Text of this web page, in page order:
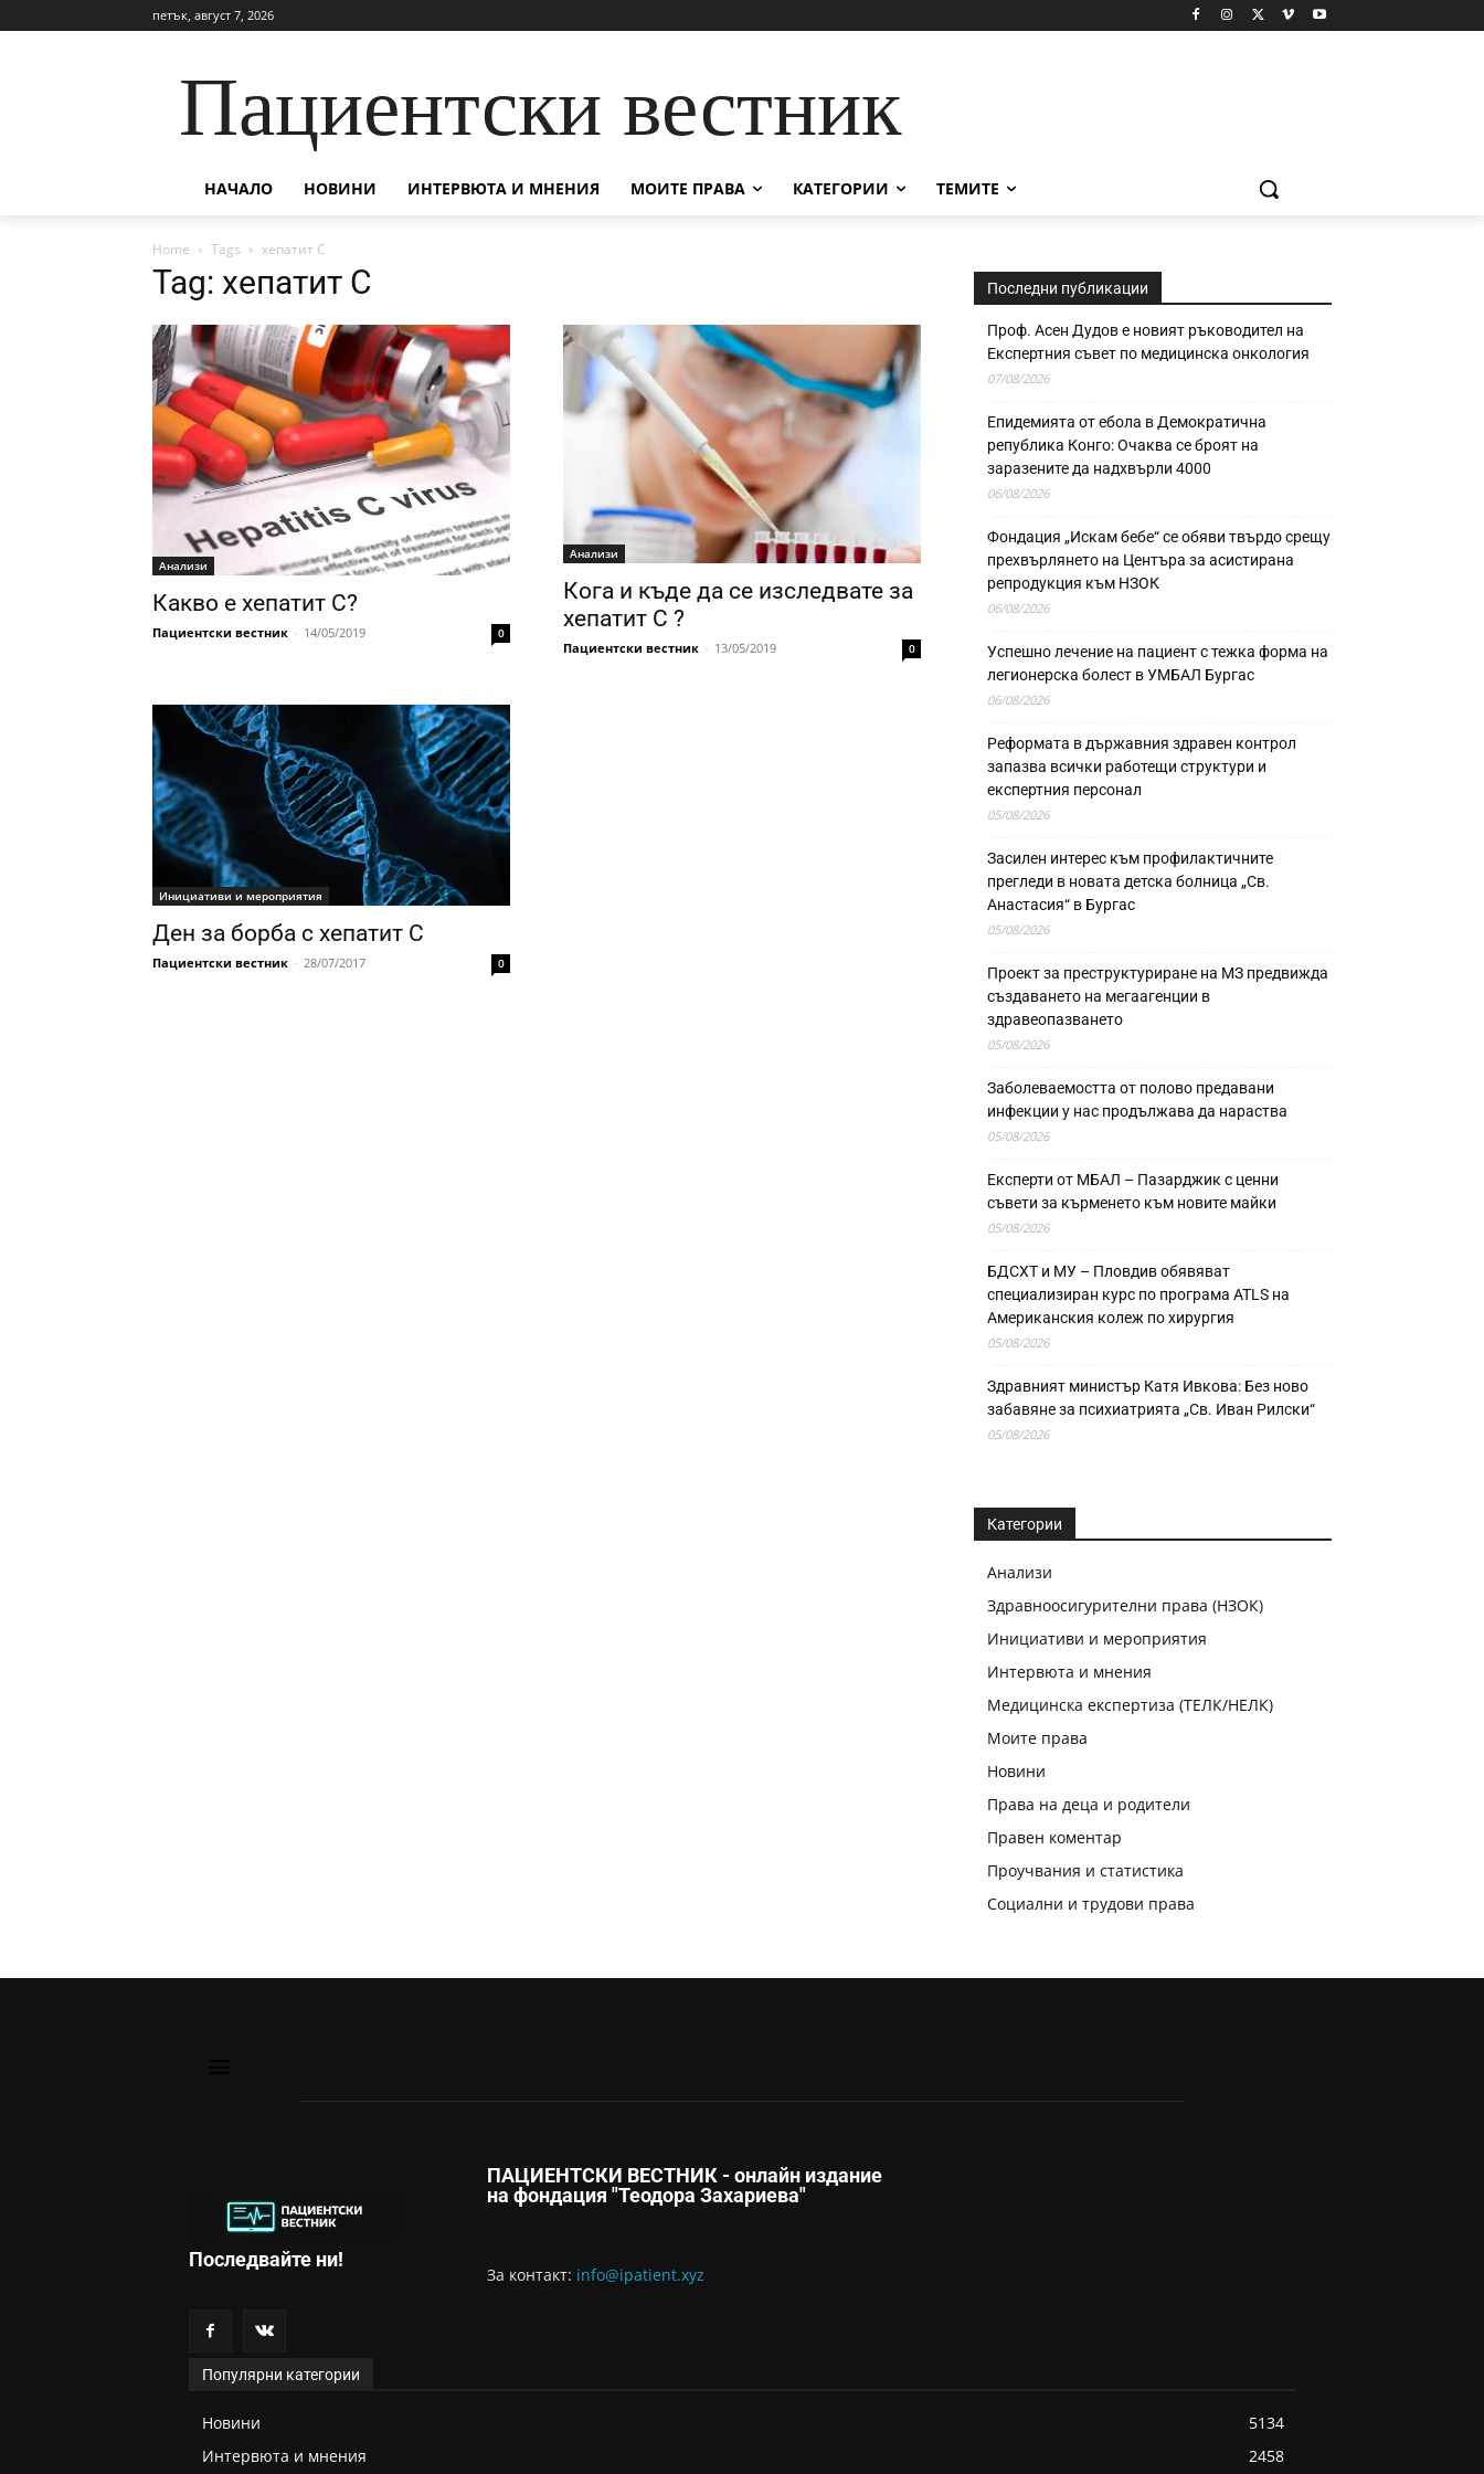
петък, август 7, 2026
Пациентски вестник
НАЧАЛО НОВИНИ ИНТЕРВЮТА И МНЕНИЯ МОИТЕ ПРАВА КАТЕГОРИИ ТЕМИТЕ
Home Tags хепатит C
Tag: хепатит C
Анализи
Какво е хепатит C?
Пациентски вестник - 14/05/2019 0
Анализи
Кога и къде да се изследвате за
хепатит C ?
Пациентски вестник - 13/05/2019 0
Инициативи и мероприятия
Ден за борба с хепатит C
Пациентски вестник - 28/07/2017 0
Последни публикации
Проф. Асен Дудов е новият ръководител на
Експертния съвет по медицинска онкология
07/08/2026
Епидемията от ебола в Демократична
република Конго: Очаква се броят на
заразените да надхвърли 4000
06/08/2026
Фондация „Искам бебе“ се обяви твърдо срещу
прехвърлянето на Центъра за асистирана
репродукция към НЗОК
06/08/2026
Успешно лечение на пациент с тежка форма на
легионерска болест в УМБАЛ Бургас
06/08/2026
Реформата в държавния здравен контрол
запазва всички работещи структури и
експертния персонал
05/08/2026
Засилен интерес към профилактичните
прегледи в новата детска болница „Св.
Анастасия“ в Бургас
05/08/2026
Проект за преструктуриране на МЗ предвижда
създаването на мегаагенции в
здравеопазването
05/08/2026
Заболеваемостта от полово предавани
инфекции у нас продължава да нараства
05/08/2026
Експерти от МБАЛ – Пазарджик с ценни
съвети за кърменето към новите майки
05/08/2026
БДСХТ и МУ – Пловдив обявяват
специализиран курс по програма ATLS на
Американския колеж по хирургия
05/08/2026
Здравният министър Катя Ивкова: Без ново
забавяне за психиатрията „Св. Иван Рилски“
05/08/2026
Категории
Анализи
Здравноосигурителни права (НЗОК)
Инициативи и мероприятия
Интервюта и мнения
Медицинска експертиза (ТЕЛК/НЕЛК)
Моите права
Новини
Права на деца и родители
Правен коментар
Проучвания и статистика
Социални и трудови права
Последвайте ни!
ПАЦИЕНТСКИ ВЕСТНИК - онлайн издание
на фондация "Теодора Захариева"
За контaкт: info@ipatient.xyz
Популярни категории
Новини
5134
Интервюта и мнения
2458